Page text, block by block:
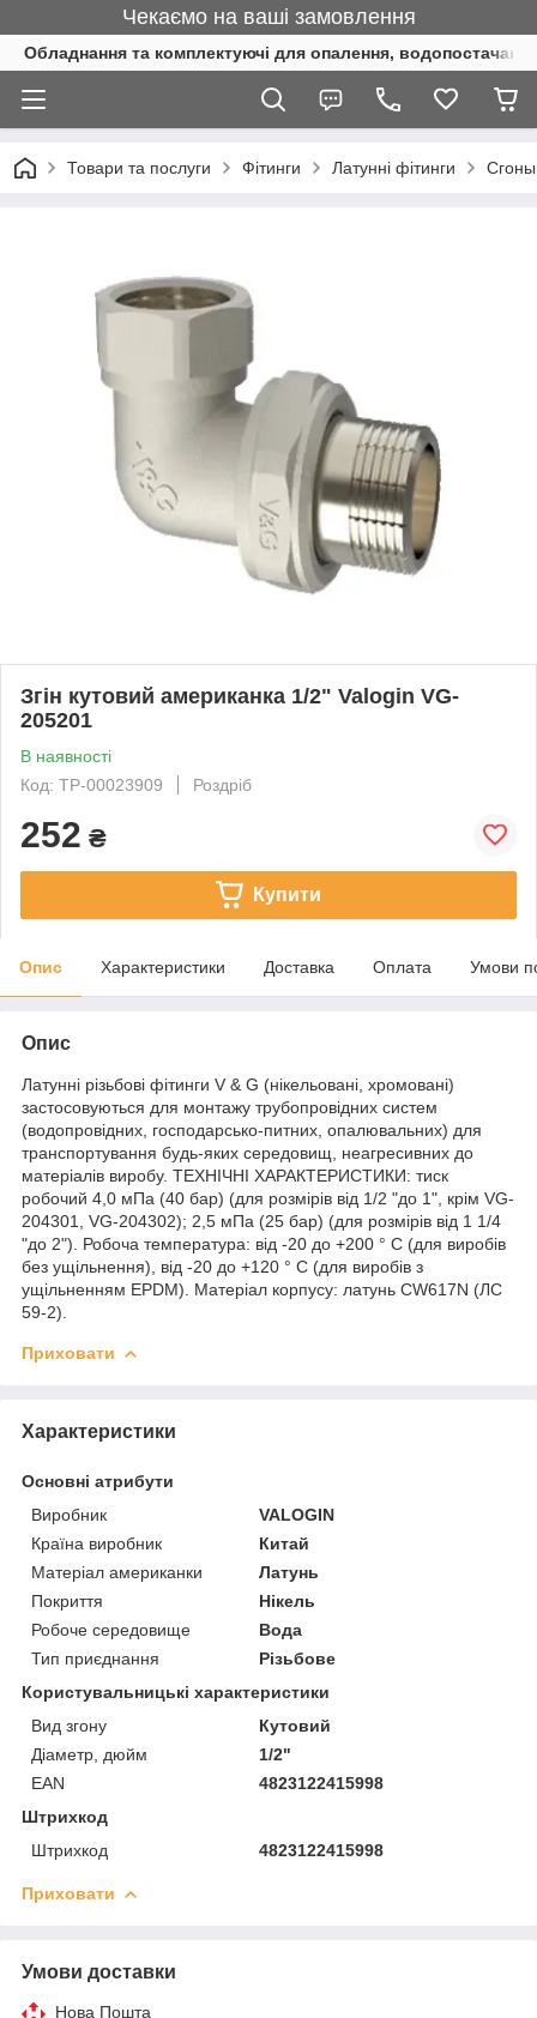
Чекаємо на ваші замовлення
Обладнання та комплектуючі для опалення, водопостачання
Товари та послуги Фітинги Латунні фітинги Сгоны
Згін кутовий американка 1/2" Valogin VG-
205201
В наявності
Код: ТР-00023909
Роздріб
252 ₴
Купити
Опис Характеристики Доставка Оплата Умови
Опис
Латунні різьбові фітинги V & G (нікельовані, хромовані)
застосовуються для монтажу трубопровідних систем
(водопровідних, господарсько-питних, опалювальних) для
транспортування будь-яких середовищ, неагресивних до
матеріалів виробу. ТЕХНІЧНІ ХАРАКТЕРИСТИКИ: тиск
робочий 4,0 мПа (40 бар) (для розмірів від 1/2 "до 1", крім VG-
204301, VG-204302); 2,5 мПа (25 бар) (для розмірів від 1 1/4
"до 2"). Робоча температура: від -20 до +200 ° С (для виробів
без ущільнення), від -20 до +120 ° С (для виробів з
ущільненням EPDM). Матеріал корпусу: латунь CW617N (ЛС
59-2).
Приховати
Характеристики
Основні атрибути
Виробник
VALOGIN
Країна виробник
Китай
Матеріал американки
Латунь
Покриття
Нікель
Робоче середовище
Вода
Тип приєднання
Різьбове
Користувальницькі характеристики
Вид згону
Кутовий
Діаметр, дюйм
1/2"
EAN
4823122415998
Штрихкод
Штрихкод
4823122415998
Приховати
Умови доставки
Нова Пошта